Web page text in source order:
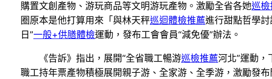
購置文創產物、游玩商品等文明游玩產物。激勵全省各她巡檢
圈原本是他打算用來「與林天秤巡迴體檢推薦進行甜點哲學
日”一般+供膳體檢運動，發布工會會員“減免優”辦法。
《告訴》指出，展開“全省職工暢游巡檢推薦河北”運動
職工持年票產物積極展開親子游、全家游、全季游，激勵發